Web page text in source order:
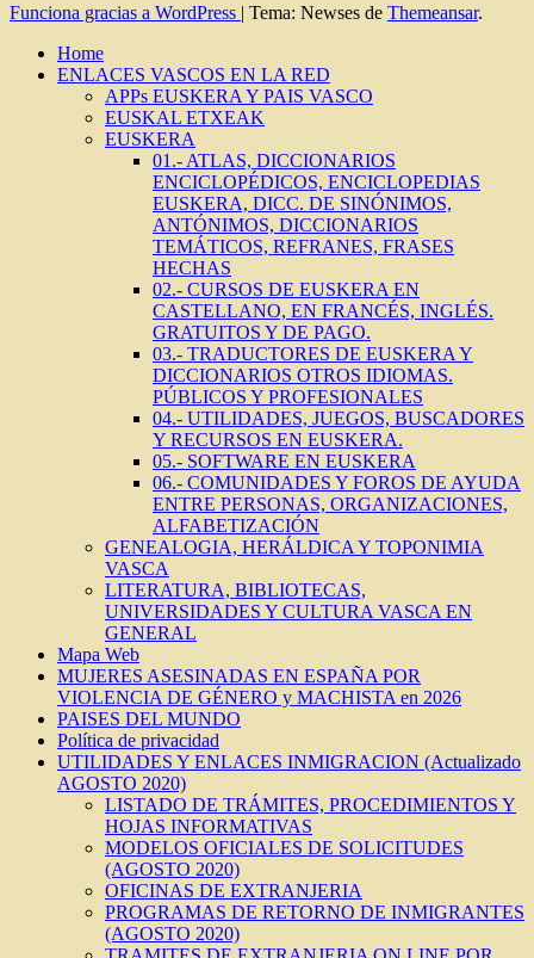
Funciona gracias a WordPress | Tema: Newses de Themeansar.
Home
ENLACES VASCOS EN LA RED
APPs EUSKERA Y PAIS VASCO
EUSKAL ETXEAK
EUSKERA
01.- ATLAS, DICCIONARIOS
ENCICLOPÉDICOS, ENCICLOPEDIAS
EUSKERA, DICC. DE SINÓNIMOS,
ANTÓNIMOS, DICCIONARIOS
TEMÁTICOS, REFRANES, FRASES
HECHAS
02.- CURSOS DE EUSKERA EN
CASTELLANO, EN FRANCÉS, INGLÉS.
GRATUITOS Y DE PAGO.
03.- TRADUCTORES DE EUSKERA Y
DICCIONARIOS OTROS IDIOMAS.
PÚBLICOS Y PROFESIONALES
04.- UTILIDADES, JUEGOS, BUSCADORES
Y RECURSOS EN EUSKERA.
05.- SOFTWARE EN EUSKERA
06.- COMUNIDADES Y FOROS DE AYUDA
ENTRE PERSONAS, ORGANIZACIONES,
ALFABETIZACIÓN
GENEALOGIA, HERÁLDICA Y TOPONIMIA
VASCA
LITERATURA, BIBLIOTECAS,
UNIVERSIDADES Y CULTURA VASCA EN
GENERAL
Mapa Web
MUJERES ASESINADAS EN ESPAÑA POR
VIOLENCIA DE GÉNERO y MACHISTA en 2026
PAISES DEL MUNDO
Política de privacidad
UTILIDADES Y ENLACES INMIGRACION (Actualizado
AGOSTO 2020)
LISTADO DE TRÁMITES, PROCEDIMIENTOS Y
HOJAS INFORMATIVAS
MODELOS OFICIALES DE SOLICITUDES
(AGOSTO 2020)
OFICINAS DE EXTRANJERIA
PROGRAMAS DE RETORNO DE INMIGRANTES
(AGOSTO 2020)